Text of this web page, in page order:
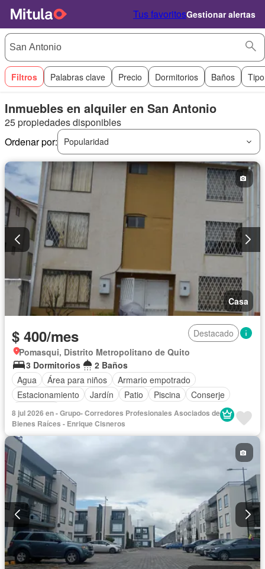
Tus favoritosGestionar alertas
Filtros Palabras clave Precio Dormitorios Baños
Inmuebles en alquiler en San Antonio
25 propiedades disponibles
Ordenar por:
Popularidad
Casa
$ 400/mes
Destacado
Pomasqui, Distrito Metropolitano de Quito
3 Dormitorios
2 Baños
Agua
Área para niños
Armario empotrado
Estacionamiento
Jardín Patio Piscina
Conserje
Seguridad
8 jul 2026 en - Grupo- Corredores Profesionales Asociados de
Bienes Raíces - Enrique Cisneros